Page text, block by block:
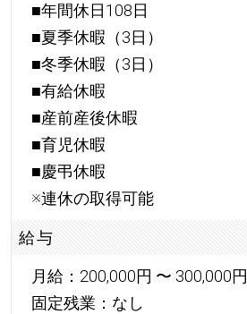
■年間休日108日
■夏季休暇（3日）
■冬季休暇（3日）
■有給休暇
■産前産後休暇
■育児休暇
■慶弔休暇
※連休の取得可能
給与
月給：200,000円 〜 300,000円
固定残業：なし